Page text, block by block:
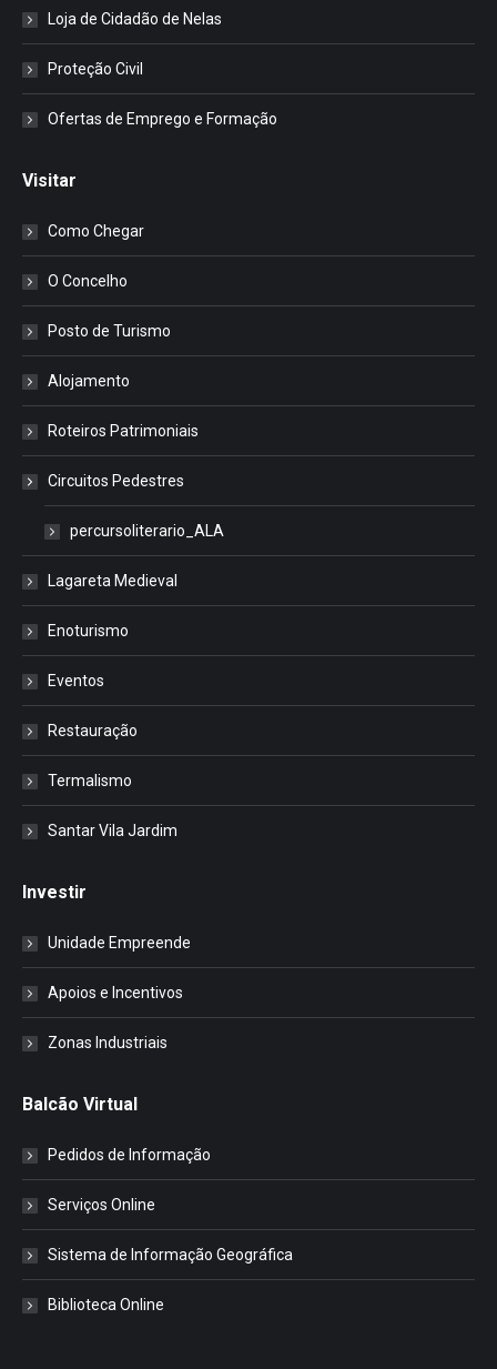
Loja de Cidadão de Nelas
Proteção Civil
Ofertas de Emprego e Formação
Visitar
Como Chegar
O Concelho
Posto de Turismo
Alojamento
Roteiros Patrimoniais
Circuitos Pedestres
percursoliterario_ALA
Lagareta Medieval
Enoturismo
Eventos
Restauração
Termalismo
Santar Vila Jardim
Investir
Unidade Empreende
Apoios e Incentivos
Zonas Industriais
Balcão Virtual
Pedidos de Informação
Serviços Online
Sistema de Informação Geográfica
Biblioteca Online